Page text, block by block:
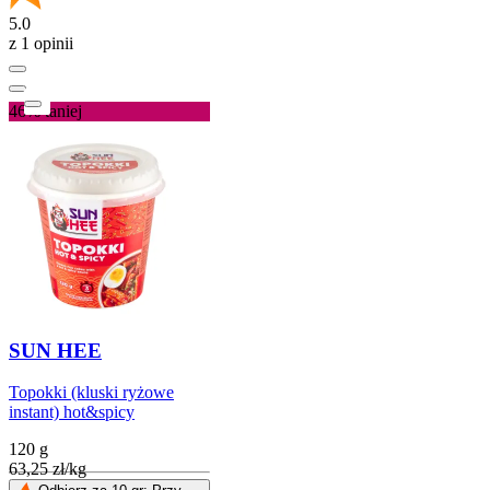
5.0
z 1 opinii
46%taniej
SUN HEE
Topokki (kluski ryżowe
instant) hot&spicy
120 g
63,25 zł/kg